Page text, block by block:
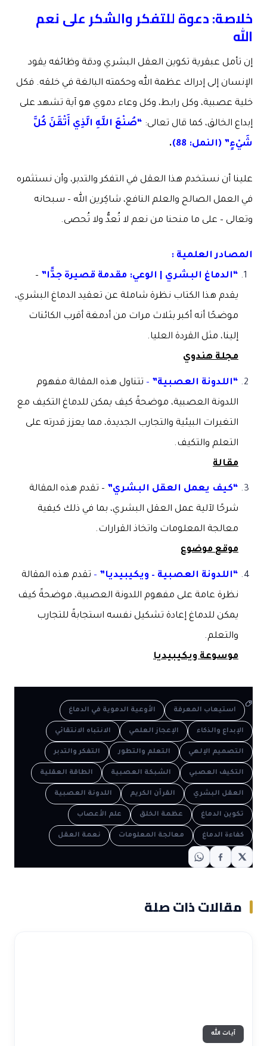
خلاصة: دعوة للتفكر والشكر على نعم
الله
إن تأمل عبقرية تكوين العقل البشري ودقة وظائفه يقود
الإنسان إلى إدراك عظمة الله وحكمته البالغة في خلقه. فكل
خلية عصبية، وكل رابط، وكل وعاء دموي هو آية تشهد على
إبداع الخالق، كما قال تعالى: “صُنْعَ اللَّهِ الَّذِي أَتْقَنَ كُلَّ
شَيْءٍ” (النمل: 88)
.
علينا أن نستخدم هذا العقل في التفكر والتدبر، وأن نستثمره
في العمل الصالح والعلم النافع، شاكِرين الله – سبحانه
وتعالى – على ما منحنا من نعم لا تُعدُّ ولا تُحصى.
المصادر العلمية :
“الدماغ البشري | الوعي: مقدمة قصيرة جدًّا” –
يقدم هذا الكتاب نظرة شاملة عن تعقيد الدماغ البشري،
موضحًا أنه أكبر بثلاث مرات من أدمغة أقرب الكائنات
إلينا، مثل القردة العليا.
مجلة هندوي
“اللدونة العصبية” – تتناول هذه المقالة مفهوم
اللدونة العصبية، موضحةً كيف يمكن للدماغ التكيف مع
التغيرات البيئية والتجارب الجديدة، مما يعزز قدرته على
التعلم والتكيف.
مقالة
“كيف يعمل العقل البشري” – تقدم هذه المقالة
شرحًا لآلية عمل العقل البشري، بما في ذلك كيفية
معالجة المعلومات واتخاذ القرارات.
موقع موضوع
“اللدونة العصبية – ويكيبيديا” – تقدم هذه المقالة
نظرة عامة على مفهوم اللدونة العصبية، موضحةً كيف
يمكن للدماغ إعادة تشكيل نفسه استجابةً للتجارب
والتعلم.
موسوعة ويكيبيديا
استيعاب المعرفة الأوعية الدموية في الدماغ
الإبداع والذكاء الإعجاز العلمي الانتباه الانتقائي
التصميم الإلهي التعلم والتطور التفكر والتدبر
التكيف العصبي الشبكة العصبية الطاقة العقلية
العقل البشري القرآن الكريم اللدونة العصبية
تكوين الدماغ عظمة الخلق علم الأعصاب
كفاءة الدماغ معالجة المعلومات نعمة العقل
مقالات ذات صلة
آيات الله